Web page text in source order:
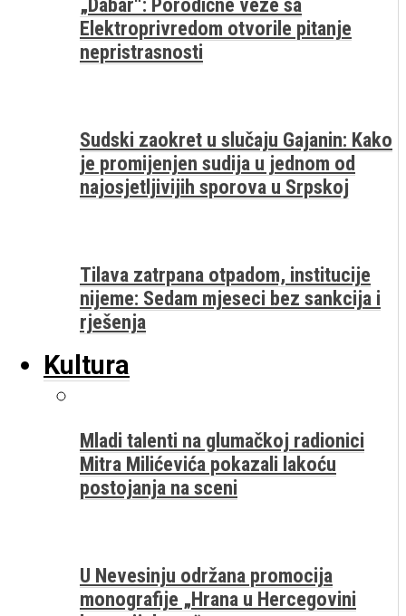
Elektroprivredom otvorile pitanje
nepristrasnosti
Sudski zaokret u slučaju Gajanin: Kako
je promijenjen sudija u jednom od
najosjetljivijih sporova u Srpskoj
Tilava zatrpana otpadom, institucije
nijeme: Sedam mjeseci bez sankcija i
rješenja
Kultura
Mladi talenti na glumačkoj radionici
Mitra Milićevića pokazali lakoću
postojanja na sceni
U Nevesinju održana promocija
monografije „Hrana u Hercegovini